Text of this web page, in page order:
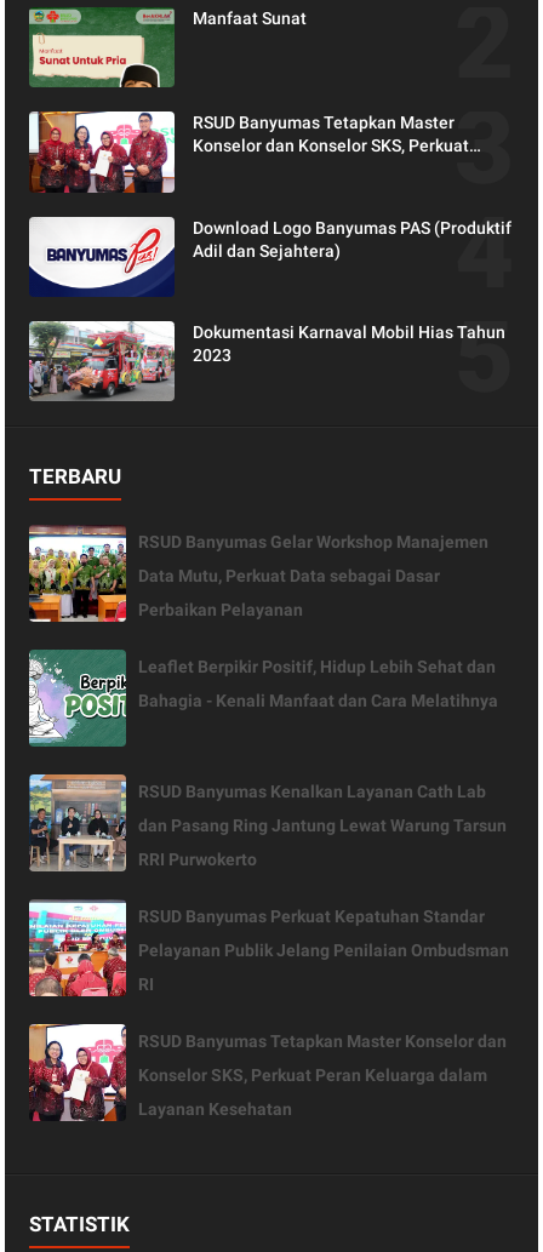
Manfaat Sunat
RSUD Banyumas Tetapkan Master
Konselor dan Konselor SKS, Perkuat
Download Logo Banyumas PAS (Produktif
Adil dan Sejahtera)
Dokumentasi Karnaval Mobil Hias Tahun
2023
TERBARU
RSUD Banyumas Gelar Workshop Manajemen
Data Mutu, Perkuat Data sebagai Dasar
Perbaikan Pelayanan
Leaflet Berpikir Positif, Hidup Lebih Sehat dan
Bahagia - Kenali Manfaat dan Cara Melatihnya
RSUD Banyumas Kenalkan Layanan Cath Lab
dan Pasang Ring Jantung Lewat Warung Tarsun
RRI Purwokerto
RSUD Banyumas Perkuat Kepatuhan Standar
Pelayanan Publik Jelang Penilaian Ombudsman
RI
RSUD Banyumas Tetapkan Master Konselor dan
Konselor SKS, Perkuat Peran Keluarga dalam
Layanan Kesehatan
STATISTIK